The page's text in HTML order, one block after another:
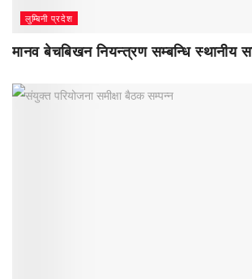
लुम्बिनी प्रदेश
मानव बेचबिखन नियन्त्रण सम्बन्धि स्थानीय